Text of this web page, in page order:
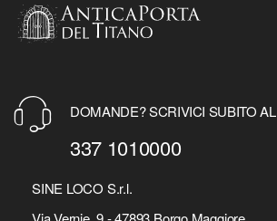
DOMANDE? SCRIVICI SUBITO AL
337 1010000
SINE LOCO S.r.l.